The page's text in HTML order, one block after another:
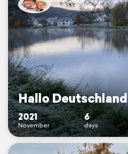
Hallo Deutschland
2021
November
6
days